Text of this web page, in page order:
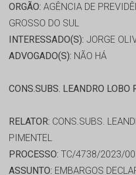
ORGÃO: AGÊNCIA DE
GROSSO DO SUL
INTERESSADO(S): JORGE
ADVOGADO(S): NÃO HÁ
CONS.SUBS. LEANDRO LOBO
RELATOR: CONS.SUBS.
PIMENTEL
PROCESSO: TC/4738/2023/
ASSUNTO: EMBARGOS